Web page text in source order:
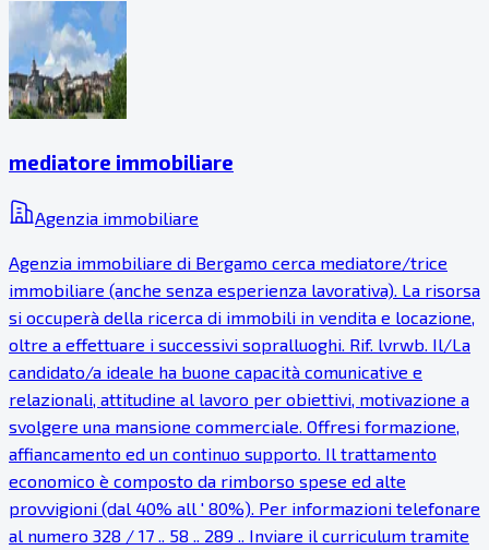
mediatore immobiliare
Agenzia immobiliare
Agenzia immobiliare di Bergamo cerca mediatore/trice
immobiliare (anche senza esperienza lavorativa). La risorsa
si occuperà della ricerca di immobili in vendita e locazione,
oltre a effettuare i successivi sopralluoghi. Rif. lvrwb. Il/La
candidato/a ideale ha buone capacità comunicative e
relazionali, attitudine al lavoro per obiettivi, motivazione a
svolgere una mansione commerciale. Offresi formazione,
affiancamento ed un continuo supporto. Il trattamento
economico è composto da rimborso spese ed alte
provvigioni (dal 40% all ' 80%). Per informazioni telefonare
al numero 328 / 17 .. 58 .. 289 .. Inviare il curriculum tramite